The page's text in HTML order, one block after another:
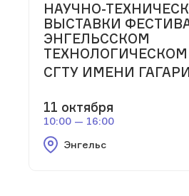
НАУЧНО-
ВЫСТАВКИ
ЭНГЕЛЬССКОМ
СГТУ ИМЕНИ
11 октября
10:00 — 16:00
Энгельс